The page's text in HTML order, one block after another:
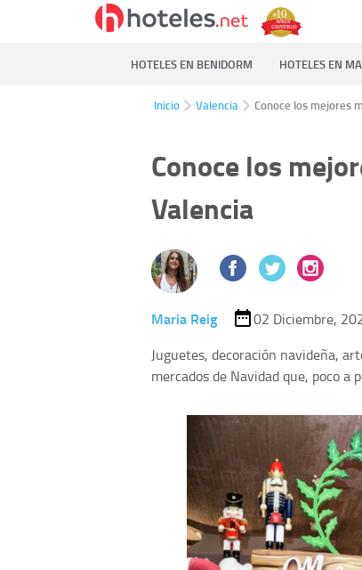
HOTELES EN BENIDORM HOTELES EN
Inicio Valencia Conoce los mejores
Conoce los
Valencia
Maria Reig
02 Diciembre,
Juguetes, decoración navideña,
mercados de Navidad que, poco a